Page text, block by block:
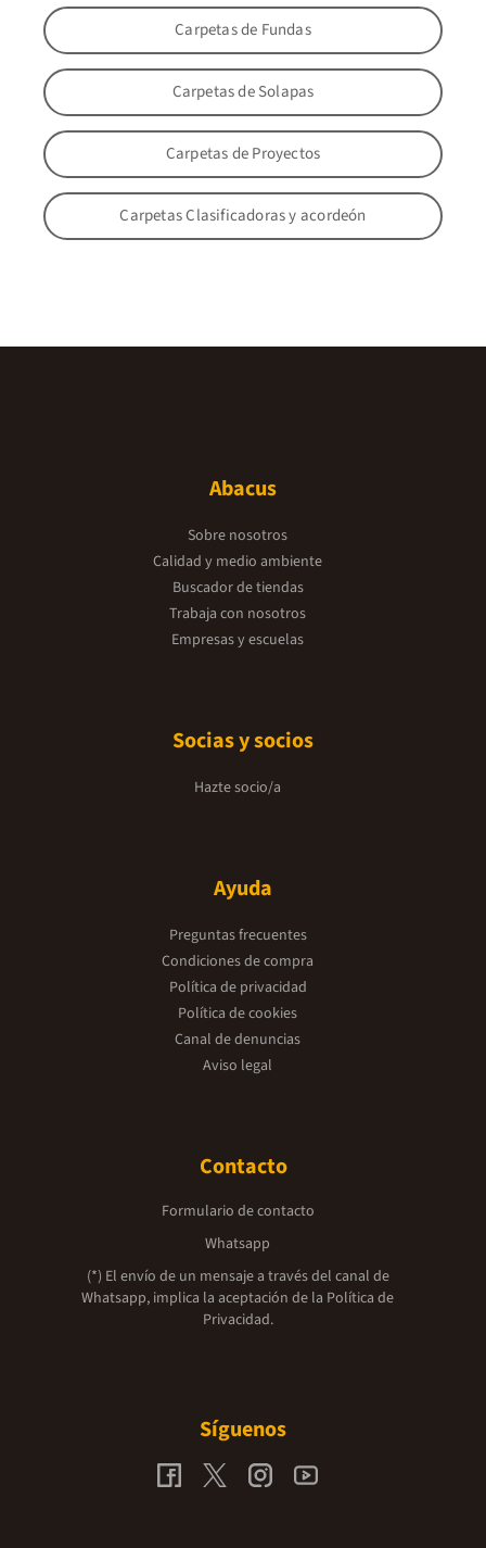
Carpetas de Fundas
Carpetas de Solapas
Carpetas de Proyectos
Carpetas Clasificadoras y acordeón
Abacus
Sobre nosotros
Calidad y medio ambiente
Buscador de tiendas
Trabaja con nosotros
Empresas y escuelas
Socias y socios
Hazte socio/a
Ayuda
Preguntas frecuentes
Condiciones de compra
Política de privacidad
Política de cookies
Canal de denuncias
Aviso legal
Contacto
Formulario de contacto
Whatsapp
(*) El envío de un mensaje a través del canal de
Whatsapp, implica la aceptación de la Política de
Privacidad.
Síguenos